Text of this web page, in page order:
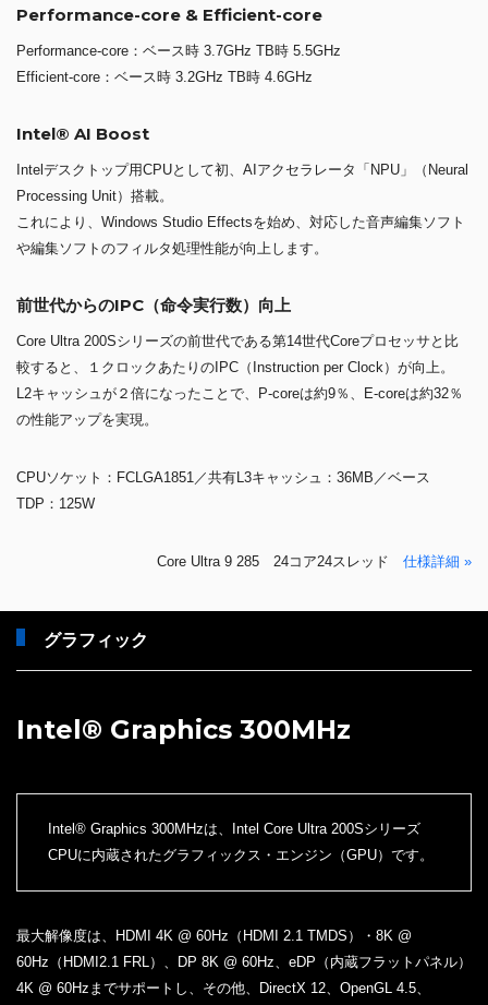
Performance-core & Efficient-core
Performance-core：ベース時 3.7GHz TB時 5.5GHz
Efficient-core：ベース時 3.2GHz TB時 4.6GHz
Intel® AI Boost
Intelデスクトップ用CPUとして初、AIアクセラレータ「NPU」（Neural
Processing Unit）搭載。
これにより、Windows Studio Effectsを始め、対応した音声編集ソフト
や編集ソフトのフィルタ処理性能が向上します。
前世代からのIPC（命令実行数）向上
Core Ultra 200Sシリーズの前世代である第14世代Coreプロセッサと比
較すると、１クロックあたりのIPC（Instruction per Clock）が向上。
L2キャッシュが２倍になったことで、P-coreは約9％、E-coreは約32％
の性能アップを実現。
CPUソケット：FCLGA1851／共有L3キャッシュ：36MB／ベース
TDP：125W
Core Ultra 9 285 24コア24スレッド 仕様詳細 »
グラフィック
Intel® Graphics 300MHz
Intel® Graphics 300MHzは、Intel Core Ultra 200Sシリーズ
CPUに内蔵されたグラフィックス・エンジン（GPU）です。
最大解像度は、HDMI 4K @ 60Hz（HDMI 2.1 TMDS）・8K @
60Hz（HDMI2.1 FRL）、DP 8K @ 60Hz、eDP（内蔵フラットパネル）
4K @ 60Hzまでサポートし、その他、DirectX 12、OpenGL 4.5、